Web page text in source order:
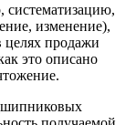
систематизацию,
изменение),
целях продажи
это описано